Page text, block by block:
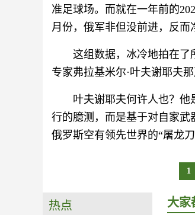
准足球场。而就在一年前的
月份，俄军非但没前进，反而
这组数据，冰冷地拍在了
专家弗拉基米尔·叶夫谢耶夫
叶夫谢耶夫何许人也？
行的臆测，而是基于对自家武
俄罗斯空有领先世界的“屠龙
1
热点 大家